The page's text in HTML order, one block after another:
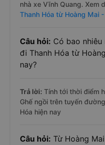
nhà xe Vĩnh Quang. Xem
Thanh Hóa từ Hoàng Mai -
Câu hỏi: Có bao nhiêu
đi Thanh Hóa từ
nay?
Trả lời: Tính tới thời điểm
Ghế ngồi trên tuyến
Hóa hiện nay
Câu hỏi: Từ Hoàng